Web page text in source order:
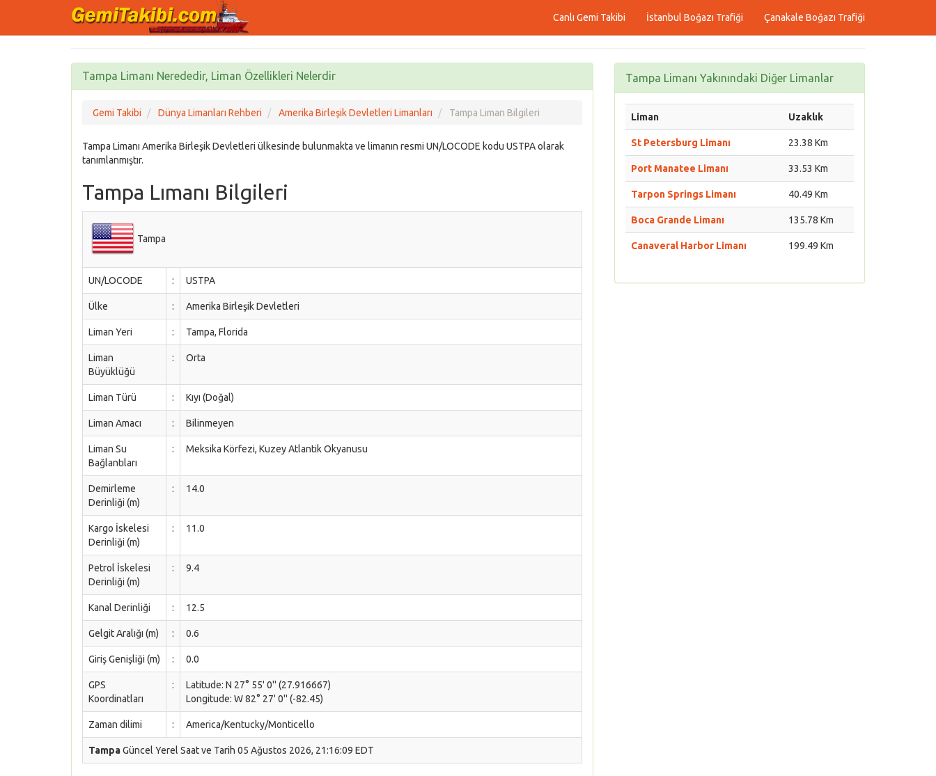
Canlı Gemi Takibi İstanbul Boğazı Trafiği Çanakale Boğazı Trafiği
Tampa Limanı Nerededir, Liman Özellikleri Nelerdir
Gemi Takibi Dünya Limanları Rehberi Amerika Birleşik Devletleri Limanları Tampa Liman Bilgileri
Tampa Limanı Amerika Birleşik Devletleri ülkesinde bulunmakta ve limanın resmi UN/LOCODE kodu USTPA olarak
tanımlanmıştır.
Tampa Lımanı Bilgileri
Tampa
UN/LOCODE : USTPA
Ülke : Amerika Birleşik Devletleri
Liman Yeri : Tampa, Florida
Liman
Büyüklüğü
: Orta
Liman Türü : Kıyı (Doğal)
Liman Amacı : Bilinmeyen
Liman Su
Bağlantıları
: Meksika Körfezi, Kuzey Atlantik Okyanusu
Demirleme
Derinliği (m)
: 14.0
Kargo İskelesi
Derinliği (m)
: 11.0
Petrol İskelesi
Derinliği (m)
: 9.4
Kanal Derinliği : 12.5
Gelgit Aralığı (m) : 0.6
Giriş Genişliği (m) : 0.0
GPS
Koordinatları
:
Latitude: N 27° 55' 0'' (27.916667)
Longitude: W 82° 27' 0'' (-82.45)
Zaman dilimi : America/Kentucky/Monticello
TampaGüncel Yerel Saat ve Tarih 05 Ağustos 2026, 21:16:09 EDT
Tampa Limanı Yakınındaki Diğer Limanlar
Liman Uzaklık
St Petersburg Limanı 23.38 Km
Port Manatee Limanı 33.53 Km
Tarpon Springs Limanı 40.49 Km
Boca Grande Limanı 135.78 Km
Canaveral Harbor Limanı 199.49 Km